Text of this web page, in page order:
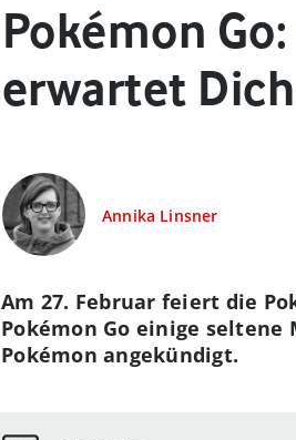
Pokémon
erwartet
Annika Linsner
Am 27. Februar feiert die
Pokémon Go einige
Pokémon angekündigt.